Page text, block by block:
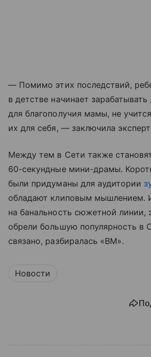
— Помимо этих последствий,
в детстве начинает зарабатывать
для благополучия мамы, не
их для себя, — заключила
Между тем в Сети также
60-секундные мини-драмы.
были придуманы для аудитории
обладают клиповым мышлением.
на банальность сюжетной линии,
обрели большую популярность в
связано, разбиралась «ВМ».
Новости